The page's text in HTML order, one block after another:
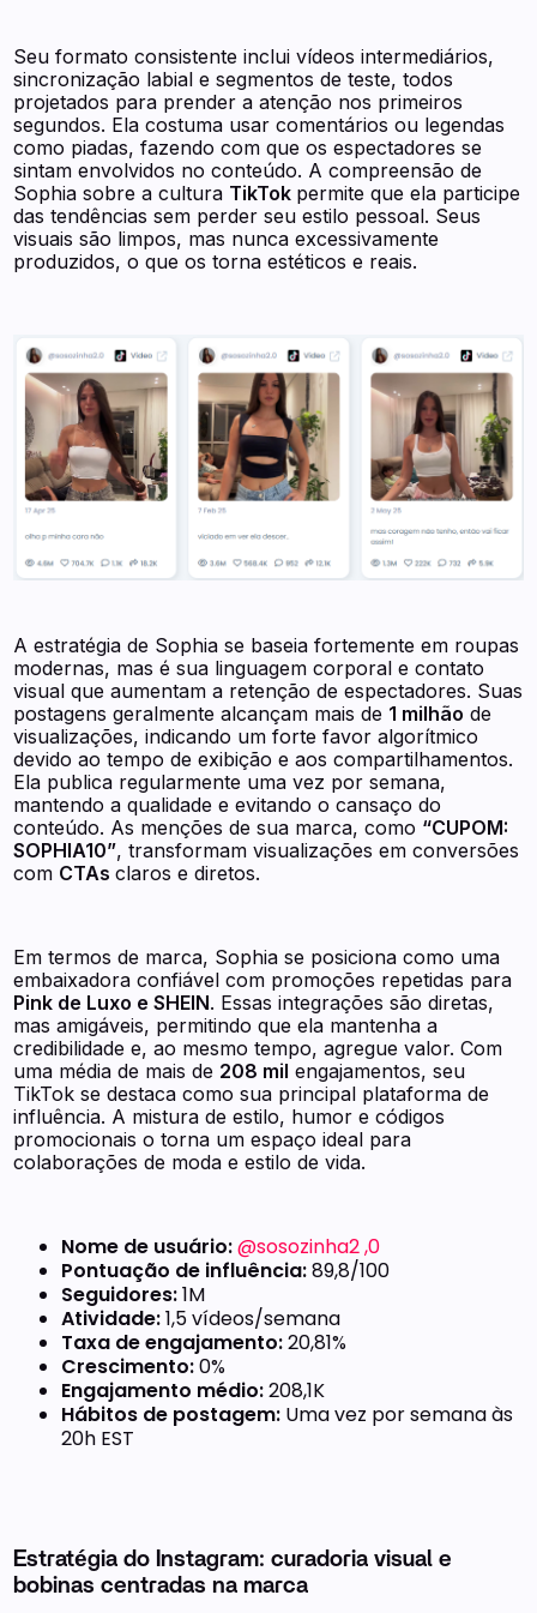
Seu formato consistente inclui vídeos intermediários,
sincronização labial e segmentos de teste, todos
projetados para prender a atenção nos primeiros
segundos. Ela costuma usar comentários ou legendas
como piadas, fazendo com que os espectadores se
sintam envolvidos no conteúdo. A compreensão de
Sophia sobre a cultura TikTok permite que ela participe
das tendências sem perder seu estilo pessoal. Seus
visuais são limpos, mas nunca excessivamente
produzidos, o que os torna estéticos e reais.
A estratégia de Sophia se baseia fortemente em roupas
modernas, mas é sua linguagem corporal e contato
visual que aumentam a retenção de espectadores. Suas
postagens geralmente alcançam mais de 1 milhão de
visualizações, indicando um forte favor algorítmico
devido ao tempo de exibição e aos compartilhamentos.
Ela publica regularmente uma vez por semana,
mantendo a qualidade e evitando o cansaço do
conteúdo. As menções de sua marca, como “CUPOM:
SOPHIA10”, transformam visualizações em conversões
com CTAsclaros e diretos.
Em termos de marca, Sophia se posiciona como uma
embaixadora confiável com promoções repetidas para
Pink de Luxo e SHEIN. Essas integrações são diretas,
mas amigáveis, permitindo que ela mantenha a
credibilidade e, ao mesmo tempo, agregue valor. Com
uma média de mais de 208 mil engajamentos, seu
TikTok se destaca como sua principal plataforma de
influência. A mistura de estilo, humor e códigos
promocionais o torna um espaço ideal para
colaborações de moda e estilo de vida.
Nome de usuário:@sosozinha2 ,0
Pontuação de influência:89,8/100
Seguidores:1M
Atividade:1,5 vídeos/semana
Taxa de engajamento:20,81%
Crescimento:0%
Engajamento médio:208,1K
Hábitos de postagem: Uma vez por semana às
20h EST
Estratégia do Instagram: curadoria visual e
bobinas centradas na marca